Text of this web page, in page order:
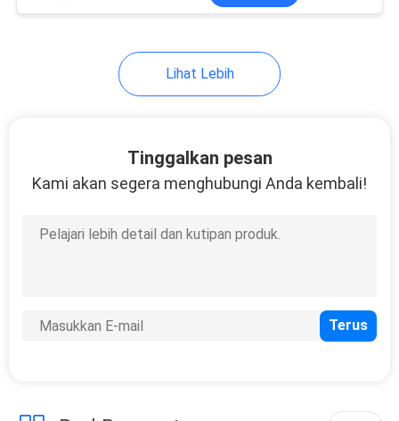
Ekstruder selang
Lihat Lebih
Tinggalkan pesan
Kami akan segera menghubungi Anda kembali!